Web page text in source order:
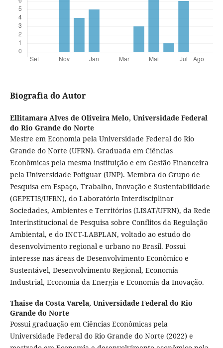
Biografia do Autor
Ellitamara Alves de Oliveira Melo, Universidade Federal
do Rio Grande do Norte
Mestre em Economia pela Universidade Federal do Rio
Grande do Norte (UFRN). Graduada em Ciências
Econômicas pela mesma instituição e em Gestão Financeira
pela Universidade Potiguar (UNP). Membra do Grupo de
Pesquisa em Espaço, Trabalho, Inovação e Sustentabilidade
(GEPETIS/UFRN), do Laboratório Interdisciplinar
Sociedades, Ambientes e Territórios (LISAT/UFRN), da Rede
Interinstitucional de Pesquisa sobre Conflitos da Regulação
Ambiental, e do INCT-LABPLAN, voltado ao estudo do
desenvolvimento regional e urbano no Brasil. Possui
interesse nas áreas de Desenvolvimento Econômico e
Sustentável, Desenvolvimento Regional, Economia
Industrial, Economia da Energia e Economia da Inovação.
Thaise da Costa Varela, Universidade Federal do Rio
Grande do Norte
Possui graduação em Ciências Econômicas pela
Universidade Federal do Rio Grande do Norte (2022) e